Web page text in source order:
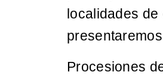
localidades de
Procesiones